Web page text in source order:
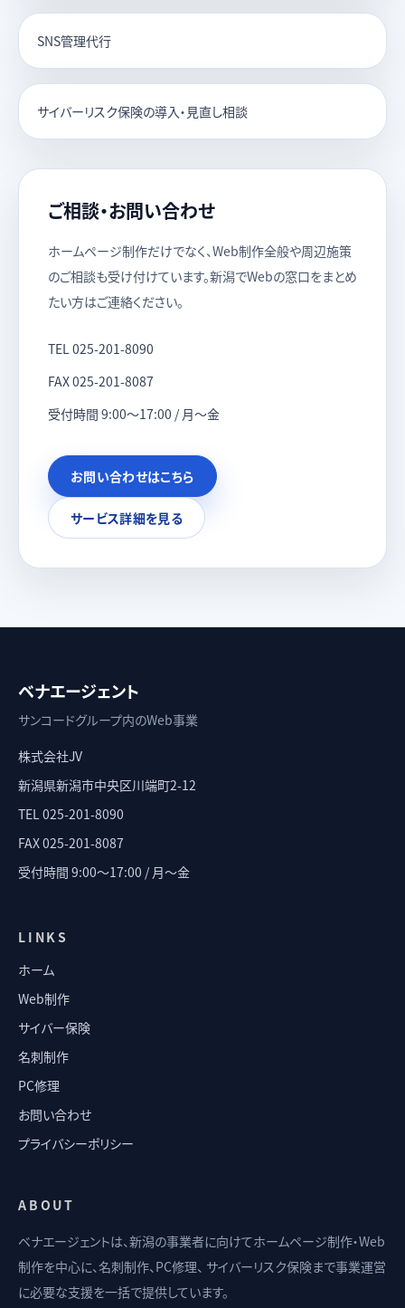
SNS管理代行
サイバーリスク保険の導入・見直し相談
ご相談・お問い合わせ
ホームページ制作だけでなく、Web制作全般や周辺施策
のご相談も受け付けています。新潟でWebの窓口をまとめ
たい方はご連絡ください。
TEL025-201-8090
FAX025-201-8087
受付時間 9:00〜17:00 / 月〜金
お問い合わせはこちら
サービス詳細を見る
ベナエージェント
サンコードグループ内のWeb事業
株式会社JV
新潟県新潟市中央区川端町2-12
TEL025-201-8090
FAX025-201-8087
受付時間 9:00〜17:00 / 月〜金
LINKS
ホーム
Web制作
サイバー保険
名刺制作
PC修理
お問い合わせ
プライバシーポリシー
ABOUT
ベナエージェントは、新潟の事業者に向けてホームページ制作・Web
制作を中心に、名刺制作、PC修理、 サイバーリスク保険まで事業運営
に必要な支援を一括で提供しています。